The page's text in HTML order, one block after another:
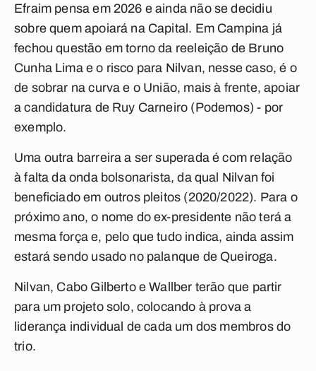
Efraim pensa em 2026 e ainda não se decidiu
sobre quem apoiará na Capital. Em Campina já
fechou questão em torno da reeleição de Bruno
Cunha Lima e o risco para Nilvan, nesse caso, é o
de sobrar na curva e o União, mais à frente, apoiar
a candidatura de Ruy Carneiro (Podemos) - por
exemplo.
Uma outra barreira a ser superada é com relação
à falta da onda bolsonarista, da qual Nilvan foi
beneficiado em outros pleitos (2020/2022). Para o
próximo ano, o nome do ex-presidente não terá a
mesma força e, pelo que tudo indica, ainda assim
estará sendo usado no palanque de Queiroga.
Nilvan, Cabo Gilberto e Wallber terão que partir
para um projeto solo, colocando à prova a
liderança individual de cada um dos membros do
trio.